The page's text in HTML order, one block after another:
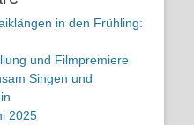
in den Frühling:
und Filmpremiere
Singen und
2025